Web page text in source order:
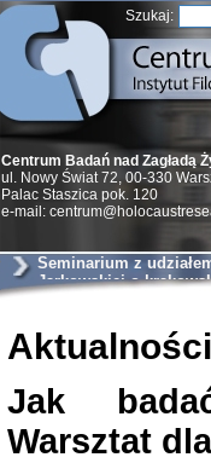
Szukaj:
Centrum Badań nad Zagładą
ul. Nowy Świat 72, 00-330
Palac Staszica pok. 120
e-mail:
Seminarium z
Jarkowskiej o
Aktualności
Jak
Warsztat